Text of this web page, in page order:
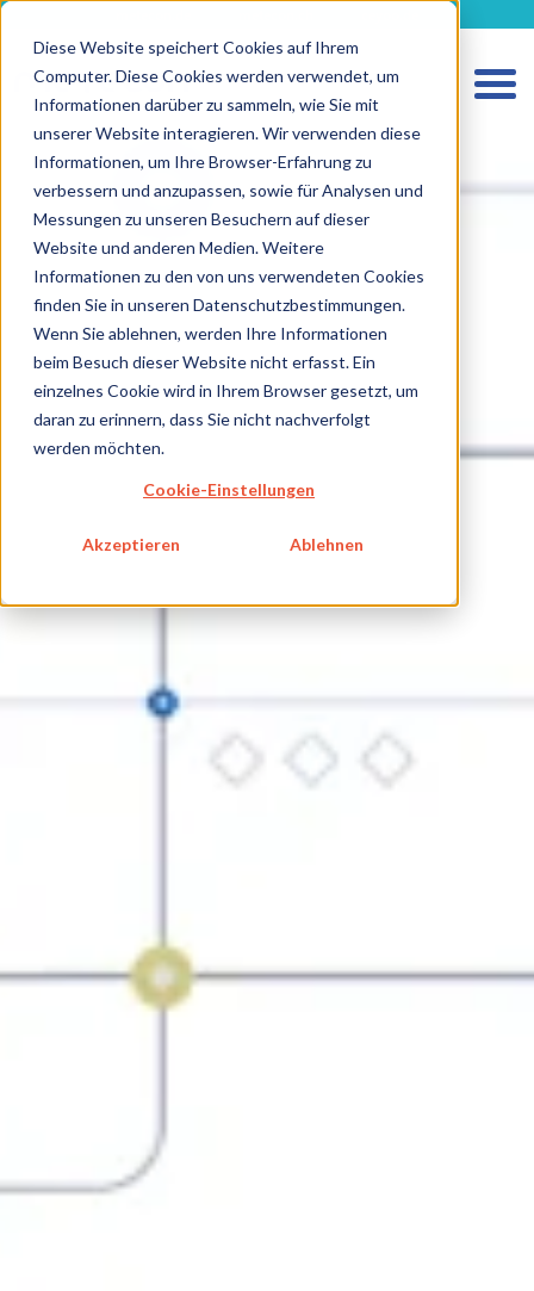
Diese Website speichert Cookies auf Ihrem
Computer. Diese Cookies werden verwendet, um
Informationen darüber zu sammeln, wie Sie mit
unserer Website interagieren. Wir verwenden diese
Informationen, um Ihre Browser-Erfahrung zu
verbessern und anzupassen, sowie für Analysen und
Messungen zu unseren Besuchern auf dieser
Website und anderen Medien. Weitere
Informationen zu den von uns verwendeten Cookies
finden Sie in unseren Datenschutzbestimmungen.
Wenn Sie ablehnen, werden Ihre Informationen
beim Besuch dieser Website nicht erfasst. Ein
einzelnes Cookie wird in Ihrem Browser gesetzt, um
daran zu erinnern, dass Sie nicht nachverfolgt
werden möchten.
Cookie-Einstellungen
Akzeptieren Ablehnen
HOME
LEISTUNGEN IVD
Strategische Beratung
Digitalisierung
ÜBER UNS
KONTAKT
NEWSLETTER